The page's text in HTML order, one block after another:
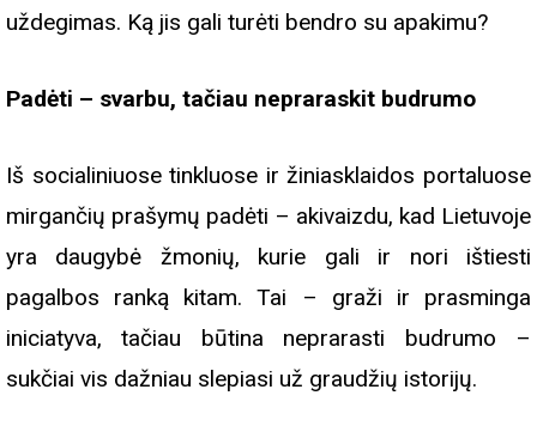
uždegimas. Ką jis gali turėti bendro su apakimu?
Padėti – svarbu, tačiau nepraraskit budrumo
Iš socialiniuose tinkluose ir žiniasklaidos portaluose
mirgančių prašymų padėti – akivaizdu, kad Lietuvoje
yra daugybė žmonių, kurie gali ir nori ištiesti
pagalbos ranką kitam. Tai – graži ir prasminga
iniciatyva, tačiau būtina neprarasti budrumo –
sukčiai vis dažniau slepiasi už graudžių istorijų.